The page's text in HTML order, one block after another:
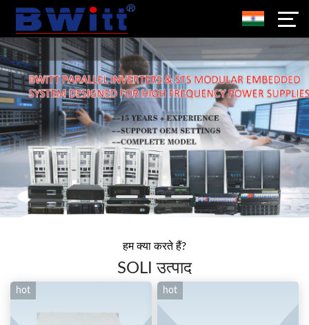
हम क्या करते हैं?
SOLI उत्पाद
hot hot